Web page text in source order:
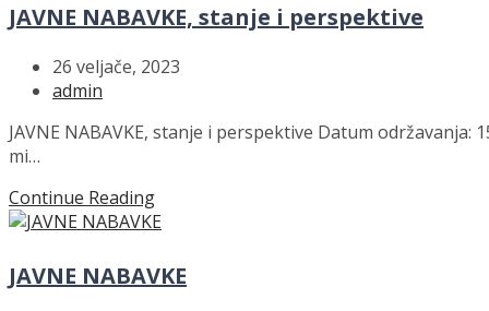
JAVNE NABAVKE, stanje i perspektive
26 veljače, 2023
admin
JAVNE NABAVKE, stanje i perspektive Datum održavanja:
mi…
Continue Reading
JAVNE NABAVKE